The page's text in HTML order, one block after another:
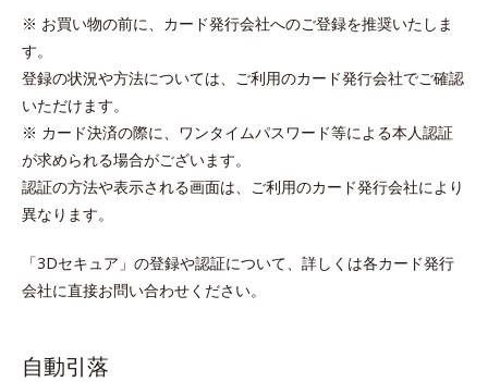
※ お買い物の前に、カード発行会社へのご登録を推奨いたしま
す。
登録の状況や方法については、ご利用のカード発行会社でご確認
いただけます。
※ カード決済の際に、ワンタイムパスワード等による本人認証
が求められる場合がございます。
認証の方法や表示される画面は、ご利用のカード発行会社により
異なります。
「3Dセキュア」の登録や認証について、詳しくは各カード発行
会社に直接お問い合わせください。
自動引落